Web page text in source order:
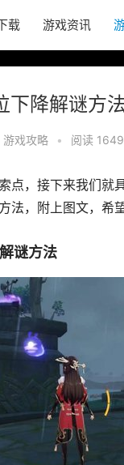
载 游戏资讯
下降解谜方
游戏攻略 • 阅读 1649
点，接下来我们就
法，附上图文，希
谜方法